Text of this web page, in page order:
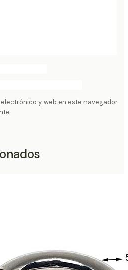
y web en este navegador